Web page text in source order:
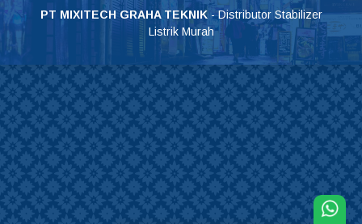
PT MIXITECH GRAHA TEKNIK- Distributor Stabilizer
Listrik Murah